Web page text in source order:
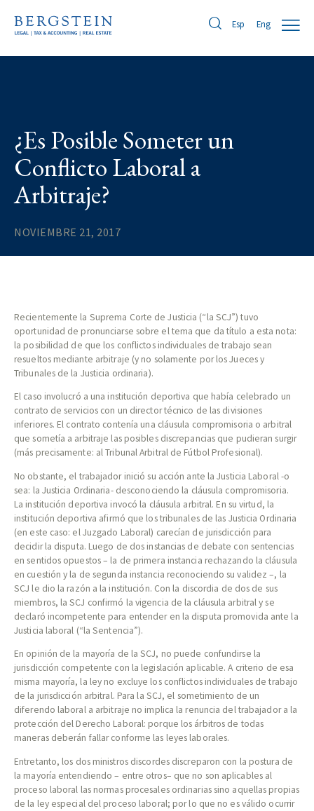
Esp Eng
¿Es Posible Someter un
Conflicto Laboral a
Arbitraje?
NOVIEMBRE 21, 2017
Recientemente la Suprema Corte de Justicia (“la SCJ”) tuvo
oportunidad de pronunciarse sobre el tema que da título a esta nota:
la posibilidad de que los conflictos individuales de trabajo sean
resueltos mediante arbitraje (y no solamente por los Jueces y
Tribunales de la Justicia ordinaria).
El caso involucró a una institución deportiva que había celebrado un
contrato de servicios con un director técnico de las divisiones
inferiores. El contrato contenía una cláusula compromisoria o arbitral
que sometía a arbitraje las posibles discrepancias que pudieran surgir
(más precisamente: al Tribunal Arbitral de Fútbol Profesional).
No obstante, el trabajador inició su acción ante la Justicia Laboral -o
sea: la Justicia Ordinaria- desconociendo la cláusula compromisoria.
La institución deportiva invocó la cláusula arbitral. En su virtud, la
institución deportiva afirmó que los tribunales de las Justicia Ordinaria
(en este caso: el Juzgado Laboral) carecían de jurisdicción para
decidir la disputa. Luego de dos instancias de debate con sentencias
en sentidos opuestos – la de primera instancia rechazando la cláusula
en cuestión y la de segunda instancia reconociendo su validez –, la
SCJ le dio la razón a la institución. Con la discordia de dos de sus
miembros, la SCJ confirmó la vigencia de la cláusula arbitral y se
declaró incompetente para entender en la disputa promovida ante la
Justicia laboral (“la Sentencia”).
En opinión de la mayoría de la SCJ, no puede confundirse la
jurisdicción competente con la legislación aplicable. A criterio de esa
misma mayoría, la ley no excluye los conflictos individuales de trabajo
de la jurisdicción arbitral. Para la SCJ, el sometimiento de un
diferendo laboral a arbitraje no implica la renuncia del trabajador a la
protección del Derecho Laboral: porque los árbitros de todas
maneras deberán fallar conforme las leyes laborales.
Entretanto, los dos ministros discordes discreparon con la postura de
la mayoría entendiendo – entre otros– que no son aplicables al
proceso laboral las normas procesales ordinarias sino aquellas propias
de la ley especial del proceso laboral; por lo que no es válido ocurrir